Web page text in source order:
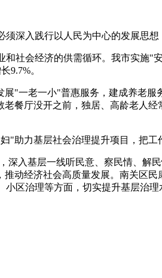
深入践行以人民为中心的发展思想
社会经济的供需循环。我市实施
9.7%。
"一老一小"普惠服务，建成养老服
餐厅没开之前，独居、高龄老人
助力基层社会治理提升项目，把
入基层一线听民意、察民情、解
动经济社会高质量发展。南关区
区治理等方面，切实提升基层治理